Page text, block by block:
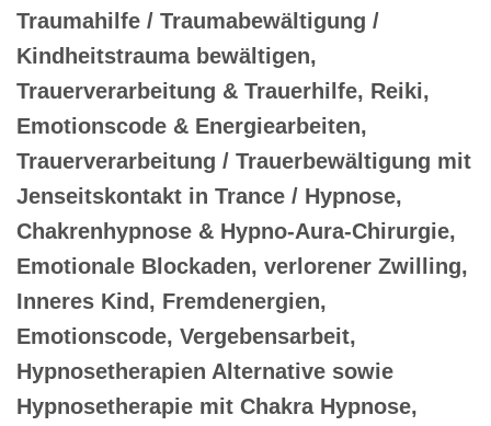
Traumahilfe / Traumabewältigung /
Kindheitstrauma bewältigen,
Trauerverarbeitung & Trauerhilfe, Reiki,
Emotionscode & Energiearbeiten,
Trauerverarbeitung / Trauerbewältigung mit
Jenseitskontakt in Trance / Hypnose,
Chakrenhypnose & Hypno-Aura-Chirurgie,
Emotionale Blockaden, verlorener Zwilling,
Inneres Kind, Fremdenergien,
Emotionscode, Vergebensarbeit,
Hypnosetherapien Alternative sowie
Hypnosetherapie mit Chakra Hypnose,